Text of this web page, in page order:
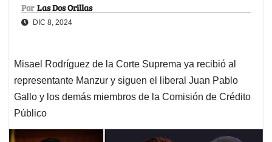
Por Las Dos Orillas
DIC 8, 2024
Misael Rodríguez de la Corte Suprema ya recibió al
representante Manzur y siguen el liberal Juan Pablo
Gallo y los demás miembros de la Comisión de Crédito
Público